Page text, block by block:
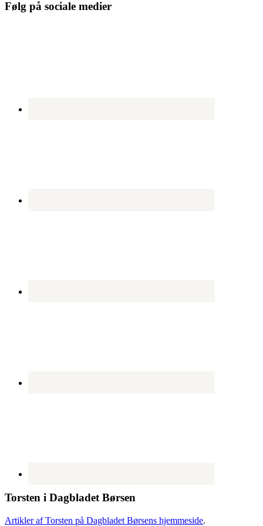
Følg på sociale medier
Torsten i Dagbladet Børsen
Artikler af Torsten på Dagbladet Børsens hjemmeside.